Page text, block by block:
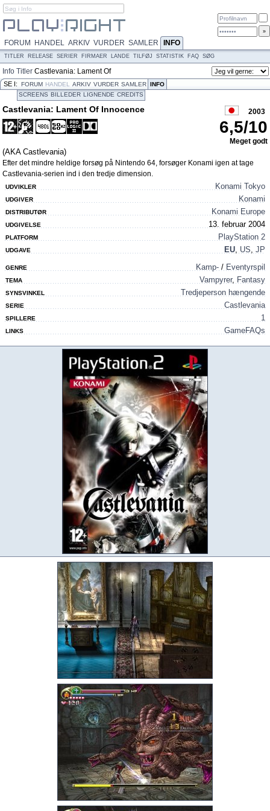
FORUM HANDEL ARKIV VURDER SAMLER INFO
TITLER RELEASE SERIER FIRMAER LANDE TILFØJ STATISTIK FAQ SØG
Info Titler Castlevania: Lament Of
Innocence
SE I: FORUM HANDEL ARKIV VURDER SAMLER INFO
SCREENS BILLEDER LIGNENDE CREDITS
Castlevania: Lament Of Innocence 2003
6,5/10
Meget godt
(AKA Castlevania)
Efter det mindre heldige forsøg på Nintendo 64, forsøger Konami igen at tage
Castlevania-serien ind i den tredje dimension.
UDVIKLER Konami Tokyo
UDGIVER Konami
DISTRIBUTØR Konami Europe
UDGIVELSE 13. februar 2004
PLATFORM PlayStation 2
UDGAVE EU, US, JP
GENRE Kamp- / Eventyrspil
TEMA Vampyrer, Fantasy
SYNSVINKEL Tredjeperson hængende
SERIE Castlevania
SPILLERE 1
LINKS GameFAQs